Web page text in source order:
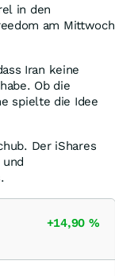
in den
am Mittwoch
Iran keine
Ob die
spielte die Idee
Der iShares
+14,90 %